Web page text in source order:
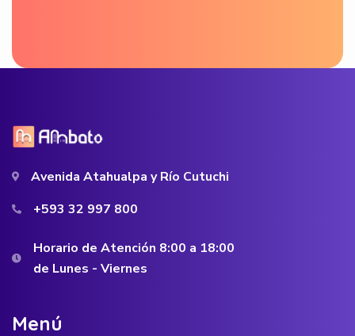
Avenida Atahualpa y Río Cutuchi
+593 32 997 800
Horario de Atención 8:00 a 18:00
de Lunes - Viernes
Menú